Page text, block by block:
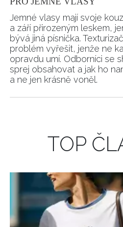
Jemné vlasy mají svoje
a září přirozeným leskem,
bývá jiná písnička.
problém vyřešit, jenže ne
opravdu umí. Odborníci se
sprej obsahovat a jak ho
a ne jen krásně voněl.
TOP